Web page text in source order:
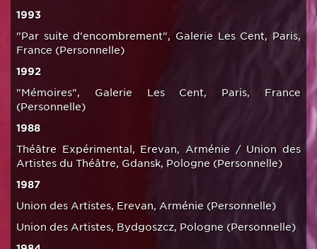
1993
"Par suite d'encombrement", Galerie Les Cent, Paris,
France (Personnelle)
1992
"Mémoires", Galerie Les Cent, Paris, France
(Personnelle)
1988
Théâtre Expérimental, Erevan, Arménie / Union des
Artistes du Théâtre, Gdansk, Pologne (Personnelle)
1987
Union des Artistes, Erevan, Arménie (Personnelle)
Union des Artistes, Bydgoszcz, Pologne (Personnelle)